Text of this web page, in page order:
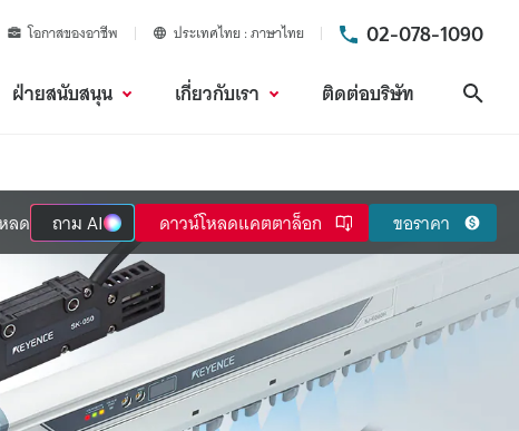
โอกาสของอาชีพ ประเทศไทย ภาษาไทย 02-078-1090
ฝ่ายสนับสนุน เกี่ยวกับเรา ติดต่อบริษัท
ลด ถามAI ดาวน์โหลดแคตตาล็อก ขอราคา